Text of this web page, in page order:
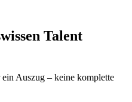
Talent
Auszug – keine komplette